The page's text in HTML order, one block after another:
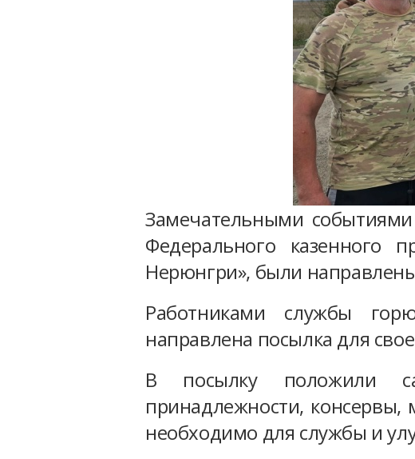
Замечательными
Федерального казенного
Нерюнгри», были
Работниками службы
направлена посылка для
В посылку положили
принадлежности, консервы,
необходимо для службы и